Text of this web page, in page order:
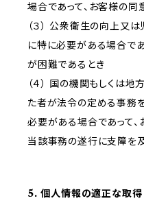
場合であって、お客様の
（３） 公衆衛生の向上又
に特に必要がある場合で
が困難であるとき
（４） 国の機関もしくは
た者が法令の定める事務
必要がある場合であって
当該事務の遂行に支障を
5. 個人情報の適正な取得